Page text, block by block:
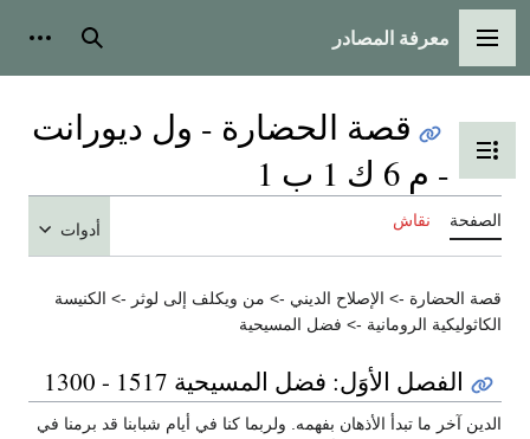
القائمة الرئيسية
معرفة المصادر بحث
تبديل عرض جدول المحتويات
قصة الحضارة - ول ديورانت
- م 6 ك 1 ب 1
الصفحة نقاش أدوات
قصة الحضارة -> الإصلاح الديني -> من ويكلف إلى لوثر -> الكنيسة
الكاثوليكية الرومانية -> فضل المسيحية
الفصل الأوَل: فضل المسيحية 1517 - 1300
الدين آخر ما تبدأ الأذهان بفهمه. ولربما كنا في أيام شبابنا قد برمنا في